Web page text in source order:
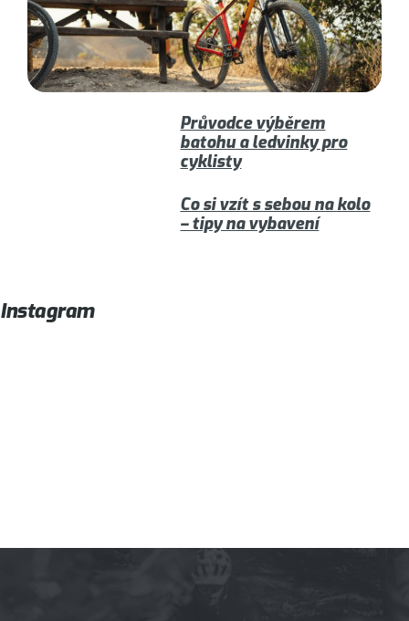
Průvodce výběrem
batohu a ledvinky pro
cyklisty
Co si vzít s sebou na kolo
– tipy na vybavení
Instagram